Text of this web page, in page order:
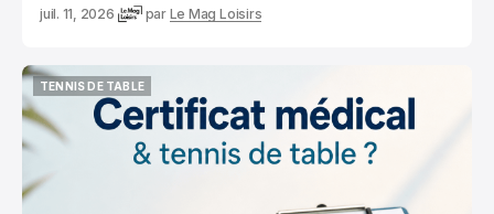
juil. 11, 2026 par Le Mag Loisirs
TENNIS DE TABLE
TENNIS DE TABLE